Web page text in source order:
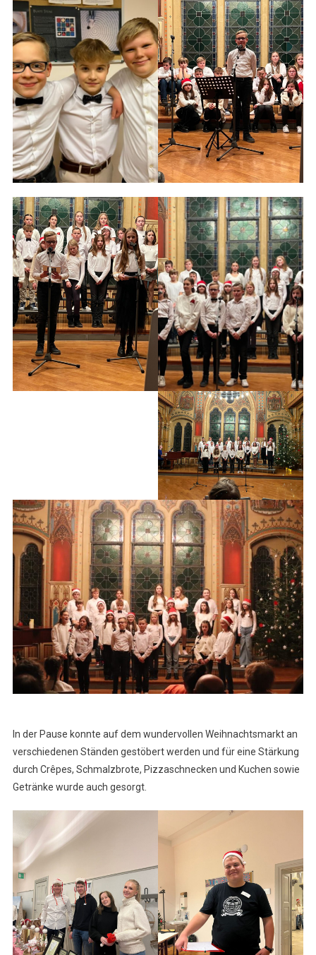
In der Pause konnte auf dem wundervollen Weihnachtsmarkt an
verschiedenen Ständen gestöbert werden und für eine Stärkung
durch Crêpes, Schmalzbrote, Pizzaschnecken und Kuchen sowie
Getränke wurde auch gesorgt.